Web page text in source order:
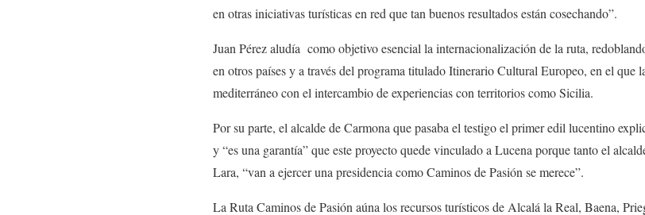
en otras iniciativas turísticas en red que tan buenos resultados están cosechando”.
Juan Pérez aludía como objetivo esencial la internacionalización de la ruta,
en otros países y a través del programa titulado Itinerario Cultural Europeo, en el que
mediterráneo con el intercambio de experiencias con territorios como Sicilia.
Por su parte, el alcalde de Carmona que pasaba el testigo el primer edil lucentino
y “es una garantía” que este proyecto quede vinculado a Lucena porque tanto el
Lara, “van a ejercer una presidencia como Caminos de Pasión se merece”.
La Ruta Caminos de Pasión aúna los recursos turísticos de Alcalá la Real, Baena,